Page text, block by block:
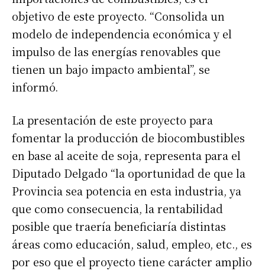
Suscribirme gratis
Dirección de correo electrónico
Apellidos
Número de teléfono
objetivo de este proyecto. “Consolida un
modelo de independencia económica y el
impulso de las energías renovables que
tienen un bajo impacto ambiental”, se
informó.
La presentación de este proyecto para
fomentar la producción de biocombustibles
en base al aceite de soja, representa para el
Diputado Delgado “la oportunidad de que la
Provincia sea potencia en esta industria, ya
que como consecuencia, la rentabilidad
posible que traería beneficiaría distintas
áreas como educación, salud, empleo, etc., es
por eso que el proyecto tiene carácter amplio